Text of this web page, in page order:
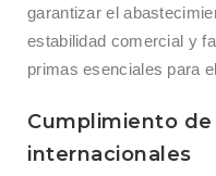
garantizar el
estabilidad comercial y
primas esenciales para
Cumplimiento
internacionales